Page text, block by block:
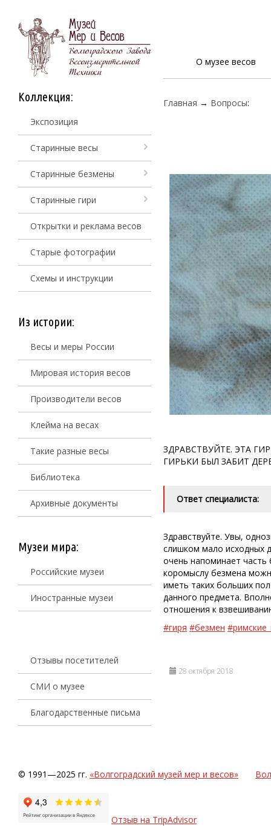
О музее весов
Коллекция:
Экспозиция
Старинные весы
Старинные безмены
Старинные гири
Открытки и реклама весов
Старые фотографии
Схемы и инструкции
Из истории:
Весы и меры России
Мировая история весов
Производители весов
Клейма на весах
Такие разные весы
Библиотека
Архивные документы
Музеи мира:
Российские музеи
Иностранные музеи
Отзывы посетителей
СМИ о музее
Благодарственные письма
Главная → Вопросы:
ЗДРАВСТВУЙТЕ. ЭТА
ГИРЬКИ БЫЛ ЗАБИТ
Ответ специалиста:
Здравствуйте. Увы,
слишком мало исходных
очень напоминает часть
коромыслу безмена
иметь таких больших
данного предмета.
отношения к
#гиря #безмен
28 октября 2018
© 1991—2025 гг. «Волгоградский музей мер и весов»
Отзыв на TripAdvisor